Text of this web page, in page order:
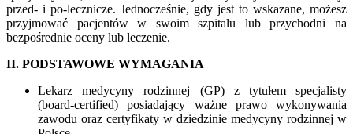
przed- i po-lecznicze. Jednocześnie, gdy jest to wskazane, możesz
przyjmować pacjentów w swoim szpitalu lub przychodni na
bezpośrednie oceny lub leczenie.
II. PODSTAWOWE WYMAGANIA
Lekarz medycyny rodzinnej (GP) z tytułem specjalisty
(board-certified) posiadający ważne prawo wykonywania
zawodu oraz certyfikaty w dziedzinie medycyny rodzinnej w